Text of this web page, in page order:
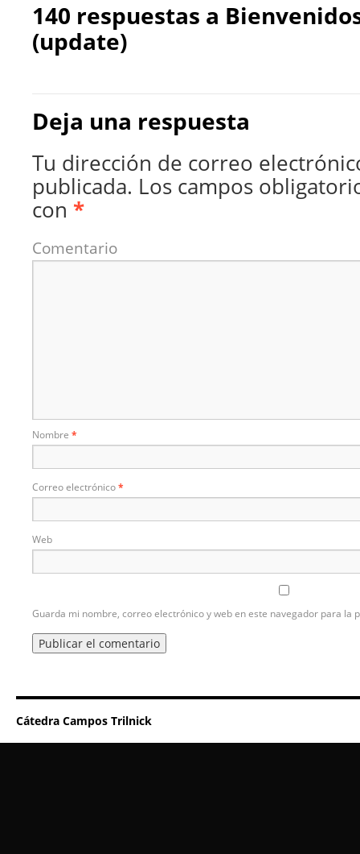
140 respuestas a
(update)
Deja una respuesta
Tu dirección de correo
publicada. Los campos
con *
Comentario
Nombre *
Correo electrónico*
Web
Guarda mi nombre, correo electrónico y web en este navegador para la
Cátedra Campos Trilnick